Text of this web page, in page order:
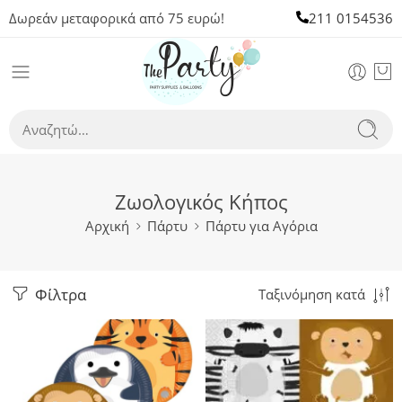
Δωρεάν μεταφορικά από 75 ευρώ! 211 0154536
Ζωολογικός Κήπος
Αρχική Πάρτυ Πάρτυ για Αγόρια
Φίλτρα Ταξινόμηση κατά